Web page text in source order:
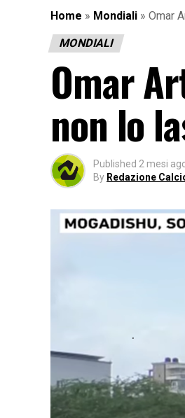
Home » Mondiali » Omar
MONDIALI
Omar
non lo
Published 2 mesi
By Redazione